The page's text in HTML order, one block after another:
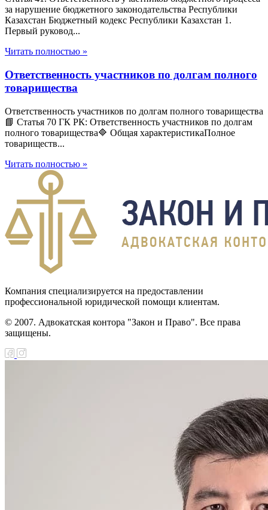
за нарушение бюджетного законодательства Республики
Казахстан Бюджетный кодекс Республики Казахстан 1.
Первый руковод...
Читать полностью »
Ответственность участников по долгам полного
товарищества
Ответственность участников по долгам полного товарищества
📘 Статья 70 ГК РК: Ответственность участников по долгам
полного товарищества🔷 Общая характеристикаПолное
товариществ...
Читать полностью »
Компания специализируется на предоставлении
профессиональной юридической помощи клиентам.
© 2007. Адвокатская контора "Закон и Право". Все права
защищены.